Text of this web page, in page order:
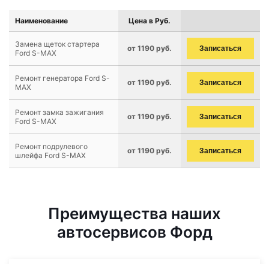
Наименование Цена в Руб.
Замена щеток стартера
Ford S-MAX
от 1190 руб. Записаться
Ремонт генератора Ford S-
MAX
от 1190 руб. Записаться
Ремонт замка зажигания
Ford S-MAX
от 1190 руб. Записаться
Ремонт подрулевого
шлейфа Ford S-MAX
от 1190 руб. Записаться
Преимущества наших
автосервисов Форд